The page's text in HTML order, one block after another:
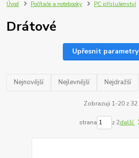
Úvod Počítače a notebooky PC příslušenství
Drátové
Upřesnit parametry
Nejnovější Nejlevnější Nejdražší
Zobrazuji 1-20 z 32
strana z 2další